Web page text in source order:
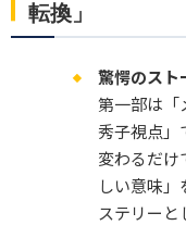
転換」
驚愕のスト
第一部は「
秀子視点」
変わるだけ
しい意味
ステリーと